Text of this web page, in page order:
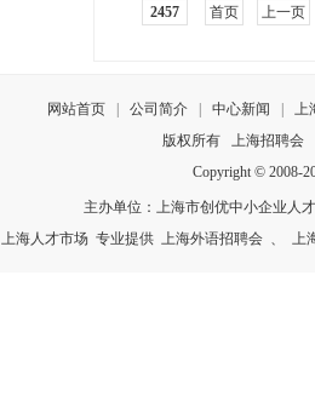
2457 首页 上一页
网站首页 公司简介 中心新闻
上
版权所有
上海招聘会
Copyright © 2008-
主办单位：上海市创优中小企业人
上海人才市场 专业提供 上海外语招聘会 、 上